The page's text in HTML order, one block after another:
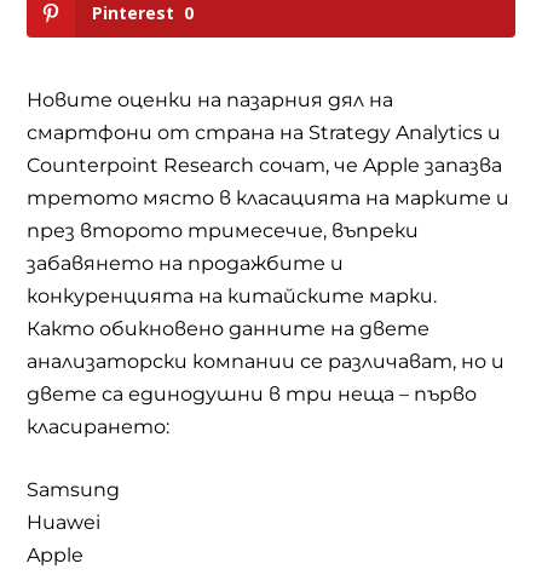
Pinterest 0
Новите оценки на пазарния дял на
смартфони от страна на Strategy Analytics и
Counterpoint Research сочат, че Apple запазва
третото място в класацията на марките и
през второто тримесечие, въпреки
забавянето на продажбите и
конкуренцията на китайските марки.
Както обикновено данните на двете
анализаторски компании се различават, но и
двете са единодушни в три неща – първо
класирането:
Samsung
Huawei
Apple